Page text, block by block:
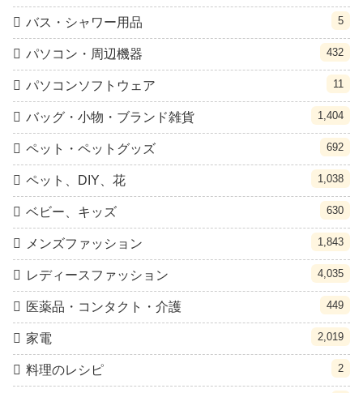
バス・シャワー用品 5
パソコン・周辺機器 432
パソコンソフトウェア 11
バッグ・小物・ブランド雑貨 1,404
ペット・ペットグッズ 692
ペット、DIY、花 1,038
ベビー、キッズ 630
メンズファッション 1,843
レディースファッション 4,035
医薬品・コンタクト・介護 449
家電 2,019
料理のレシピ 2